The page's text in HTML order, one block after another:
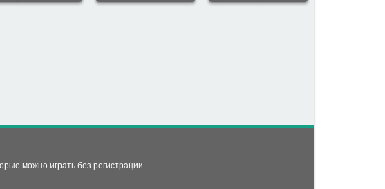
(Pet Home
planet antares)
можно играть без регистрации